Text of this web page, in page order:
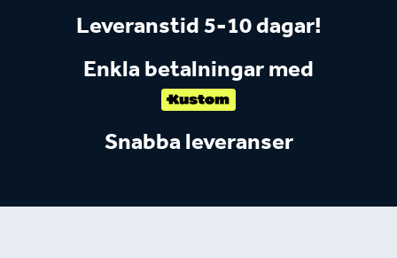
Leveranstid 5-10 dagar!
Enkla betalningar med
Snabba leveranser